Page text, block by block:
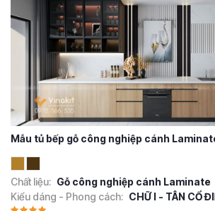
Mẫu tủ bếp gỗ công nghiệp cánh
Chất liệu: Gỗ công nghiệp cánh Laminate
Kiểu dáng - Phong cách: CHỮ I - TÂN CỔ